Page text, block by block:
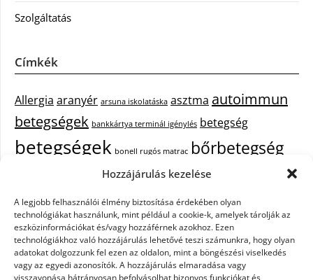
Hozzájárulás kezelése
A legjobb felhasználói élmény biztosítása érdekében olyan
technológiákat használunk, mint például a cookie-k, amelyek tárolják az
eszközinformációkat és/vagy hozzáférnek azokhoz. Ezen
technológiákhoz való hozzájárulás lehetővé teszi számunkra, hogy olyan
adatokat dolgozzunk fel ezen az oldalon, mint a böngészési viselkedés
vagy az egyedi azonosítók. A hozzájárulás elmaradása vagy
visszavonása hátrányosan befolyásolhat bizonyos funkciókat és
Szolgáltatás
Címkék
Allergia aranyér arsuna iskolatáska asztma autoimmun
betegségek bankkártya terminál igénylés betegség
betegségek bonell rugós matrac bőrbetegség
bőrbetegségek cukorbetegség
debrecen iroda bérlés egészségügyi piercing epekőepilepszia
tisztítása fejfájás festőszerszám fájdalom háztartási gép
hűtőszekrény immunrendszer keringető szivattyú kazánhoz kisfiú
cipő műanyag kosár műszempilla napelem szaldó elszámolás